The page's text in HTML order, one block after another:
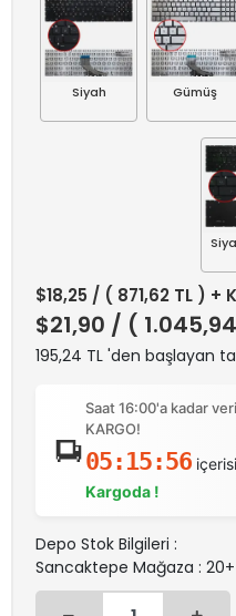
Siyah Gümüş
$18,25 / ( 871,62 TL ) +
$21,90 / (
195,24 TL 'den başlayan
Saat 16:00'a kadar
KARGO!
05:15:56
Kargoda !
Depo Stok Bilgileri :
Sancaktepe Mağaza : 20+